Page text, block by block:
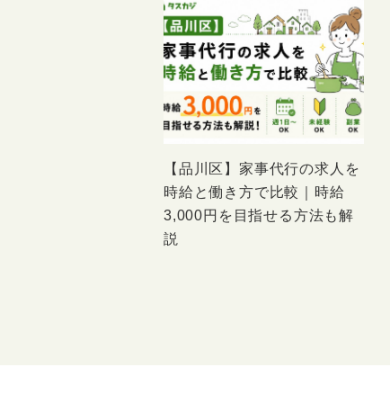
【品川区】家事代行の求人を
時給と働き方で比較｜時給
3,000円を目指せる方法も解
説